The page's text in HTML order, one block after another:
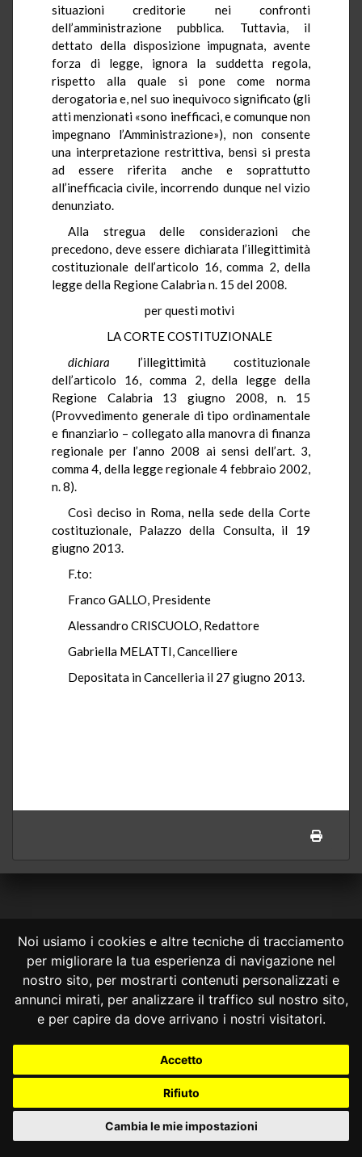
Noi usiamo i cookies e altre tecniche di tracciamento
per migliorare la tua esperienza di navigazione nel
nostro sito, per mostrarti contenuti personalizzati e
annunci mirati, per analizzare il traffico sul nostro sito,
e per capire da dove arrivano i nostri visitatori.
Accetto
Rifiuto
Cambia le mie impostazioni
situazioni creditorie nei confronti
dell’amministrazione pubblica. Tuttavia, il
dettato della disposizione impugnata, avente
forza di legge, ignora la suddetta regola,
rispetto alla quale si pone come norma
derogatoria e, nel suo inequivoco significato (gli
atti menzionati «sono inefficaci, e comunque non
impegnano l’Amministrazione»), non consente
una interpretazione restrittiva, bensì si presta
ad essere riferita anche e soprattutto
all’inefficacia civile, incorrendo dunque nel vizio
denunziato.
Alla stregua delle considerazioni che
precedono, deve essere dichiarata l’illegittimità
costituzionale dell’articolo 16, comma 2, della
legge della Regione Calabria n. 15 del 2008.
per questi motivi
LA CORTE COSTITUZIONALE
dichiara l’illegittimità costituzionale
dell’articolo 16, comma 2, della legge della
Regione Calabria 13 giugno 2008, n. 15
(Provvedimento generale di tipo ordinamentale
e finanziario – collegato alla manovra di finanza
regionale per l’anno 2008 ai sensi dell’art. 3,
comma 4, della legge regionale 4 febbraio 2002,
n. 8).
Così deciso in Roma, nella sede della Corte
costituzionale, Palazzo della Consulta, il 19
giugno 2013.
F.to:
Franco GALLO, Presidente
Alessandro CRISCUOLO, Redattore
Gabriella MELATTI, Cancelliere
Depositata in Cancelleria il 27 giugno 2013.
CONSULTA ONLINE DAL 1995 -NOTE LEGALI
Consulta OnLine non ha prodotto e non è responsabile per i contenuti e
le informazioni legali di siti collegati.
La consultazione di questi o del materiale contenuto nel sito non
costituisce una relazione di consulenza legale.
Nessuno deve confidare o agire in base alle informazioni disponibili in
questo sito senza una consulenza legale professionale.
info@giurcost.org | Giurisprudenza Costituzionale
Consulta OnLine| @giurcost